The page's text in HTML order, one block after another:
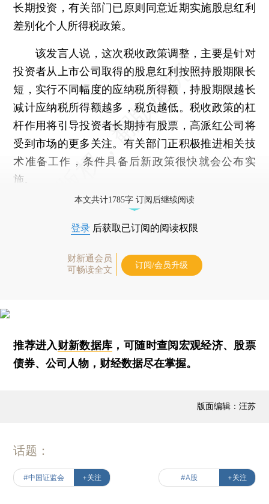
长期投资，有关部门已原则同意近期实施股息红利
差别化个人所得税政策。
该发言人说，这次税收政策调整，主要是针对
投资者从上市公司取得的股息红利按照持股期限长
短，实行不同幅度的应纳税所得额，持股期限越长
减计应纳税所得额越多，税负越低。税收政策的杠
杆作用将引导投资者长期持有股票，高派红公司将
受到市场的更多关注。有关部门正积极推进相关技
术准备工作，条件具备后新政策很快就会公布实
施。
本文共计1785字 订阅后继续阅读
登录 后获取已订阅的阅读权限
财新通会员
可畅读全文
订阅/会员升级
推荐进入财新数据库 ，可随时查阅宏观经济、股票
债券、公司人物，财经数据尽在掌握。
版面编辑：汪苏
话题：
#中国证监会 +关注 #A股 +关注